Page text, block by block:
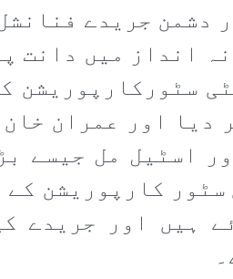
دشمن جریدے
انداز میں دانت
سٹورکارپوریشن
دیا اور عمران
اسٹیل مل جیسے
کارپوریشن
ہیں اور